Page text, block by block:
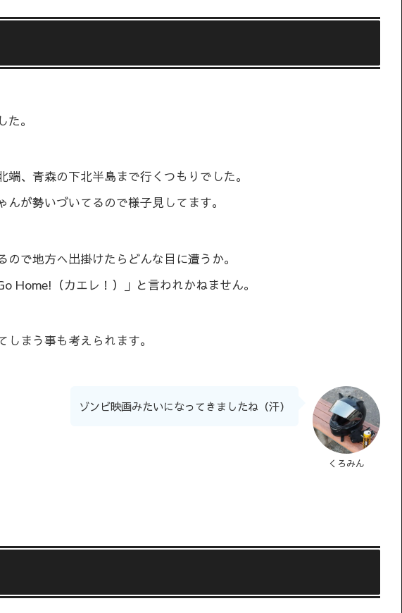
。
、青森の下北半島まで行くつもりでした。
が勢いづいてるので様子見してます。
で地方へ出掛けたらどんな目に遭うか。
Home!（カエレ！）」と言われかねません。
まう事も考えられます。
くろみん
ゾンビ映画みたいになってきましたね（汗）